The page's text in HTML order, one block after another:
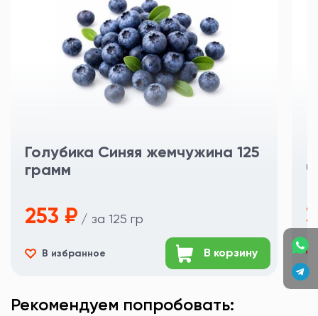
Голубика Синяя жемчужина 125
грамм
253 ₽ / за 125 гр
В корзину
В избранное
Рекомендуем попробовать: